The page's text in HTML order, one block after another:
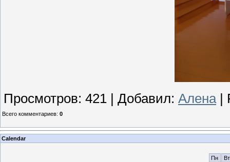
Просмотров: 421 | Добавил: Алена |
Всего комментариев: 0
Calendar
Пн
Вт